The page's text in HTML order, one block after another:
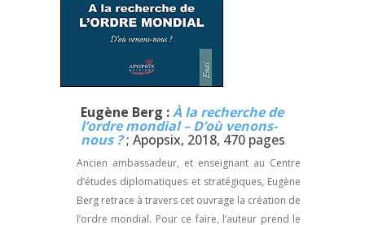
Eugène Berg :À la recherche de
l’ordre mondial – D’où venons-
nous ? ; Apopsix, 2018, 470 pages
Ancien ambassadeur, et enseignant au Centre
d’études diplomatiques et stratégiques, Eugène
Berg retrace à travers cet ouvrage la création de
l’ordre mondial. Pour ce faire, l’auteur prend le